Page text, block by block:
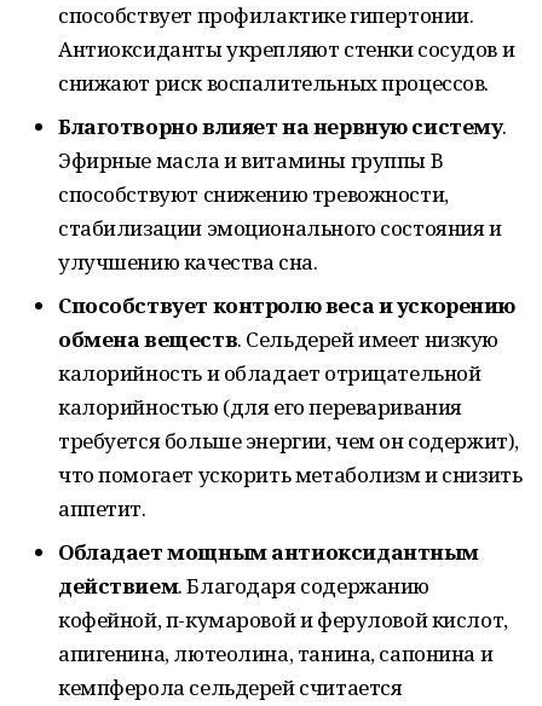
способствует профилактике гипертонии.
Антиоксиданты укрепляют стенки сосудов и
снижают риск воспалительных процессов.
Благотворно влияет на нервную систему.
Эфирные масла и витамины группы B
способствуют снижению тревожности,
стабилизации эмоционального состояния и
улучшению качества сна.
Способствует контролю веса и ускорению
обмена веществ. Сельдерей имеет низкую
калорийность и обладает отрицательной
калорийностью (для его переваривания
требуется больше энергии, чем он содержит),
что помогает ускорить метаболизм и снизить
аппетит.
Обладает мощным антиоксидантным
действием. Благодаря содержанию
кофейной, п-кумаровой и феруловой кислот,
апигенина, лютеолина, танина, сапонина и
кемпферола сельдерей считается